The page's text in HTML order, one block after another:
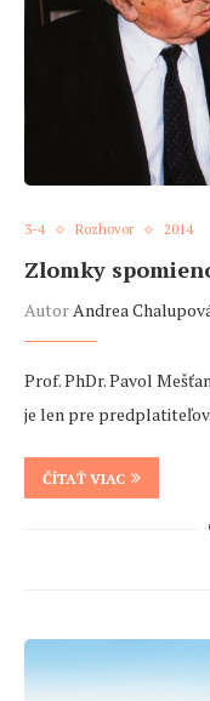
3-4 Rozhovor 2014
Zlomky
AutorAndrea
Prof. PhDr. Pavol
je len pre
ČÍTAŤ VIAC